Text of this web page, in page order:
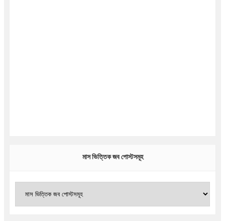
মাস ভিত্তিক জব পোস্টসমূহ